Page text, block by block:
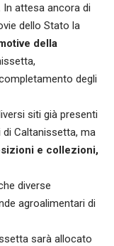
In attesa ancora di
dello Stato la
della
degli
siti già presenti
Caltanissetta, ma
e collezioni,
diverse
agroalimentari di
sarà allocato